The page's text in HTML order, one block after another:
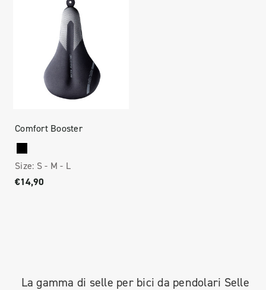
Comfort Booster
Size: S - M - L
€14,90
La gamma di selle per bici da pendolari Selle